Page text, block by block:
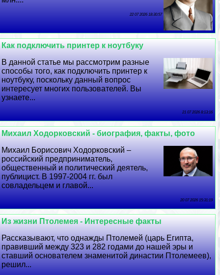
22 07 2026 18:30:57
Как подключить принтер к ноутбуку
В данной статье мы рассмотрим разные
способы того, как подключить принтер к
ноутбуку, поскольку данный вопрос
интересует многих пользователей. Вы
узнаете...
21 07 2026 8:13:16
Михаил Ходорковский - биография, факты, фото
Михаил Борисович Ходорковский –
российский предприниматель,
общественный и политический деятель,
публицист. В 1997-2004 гг. был
совладельцем и главой...
20 07 2026 15:31:19
Из жизни Птолемея - Интересные факты
Рассказывают, что однажды Птолемей (царь Египта,
правивший между 323 и 282 годами до нашей эры и
ставший основателем знаменитой династии Птолемеев),
решил...